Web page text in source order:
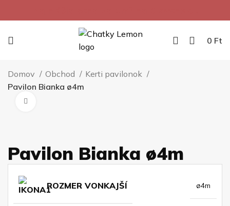
0 Ft
Domov Obchod
Kerti pavilonok
Pavilon Bianka ø4m
Pavilon Bianka ø4m
ROZMER VONKAJŠÍ ø4m